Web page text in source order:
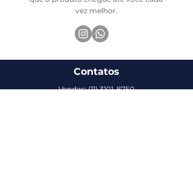
vez melhor.
Contatos
Vendas:(11) 3101-8750